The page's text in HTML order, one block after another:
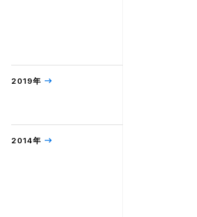
2019年
2014年